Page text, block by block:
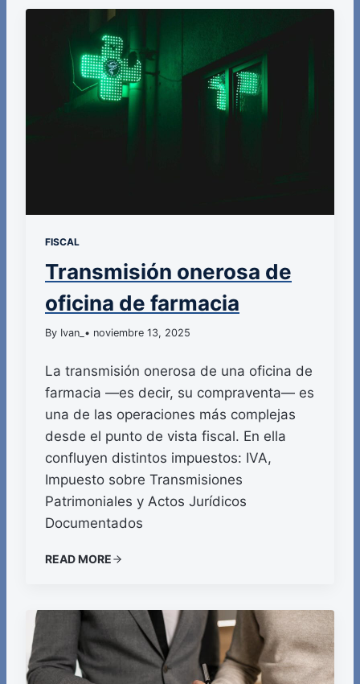
FISCAL
Transmisión onerosa de
oficina de farmacia
By Ivan_ • noviembre 13, 2025
La transmisión onerosa de una oficina de
farmacia —es decir, su compraventa— es
una de las operaciones más complejas
desde el punto de vista fiscal. En ella
confluyen distintos impuestos: IVA,
Impuesto sobre Transmisiones
Patrimoniales y Actos Jurídicos
Documentados
READ MORE